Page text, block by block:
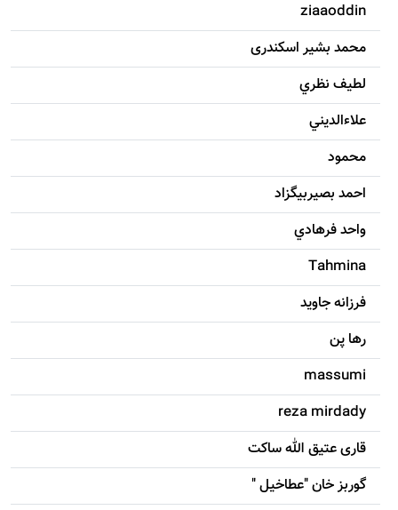
ziaaoddin
محمد بشیر اسکندری
لطيف نظري
علاءالديني
محمود
احمد بصيربيگزاد
واحد فرهادي
Tahmina
فرزانه جاويد
رها پن
massumi
reza mirdady
قاری عتیق الله ساکت
گوربز خان "عطاخیل "